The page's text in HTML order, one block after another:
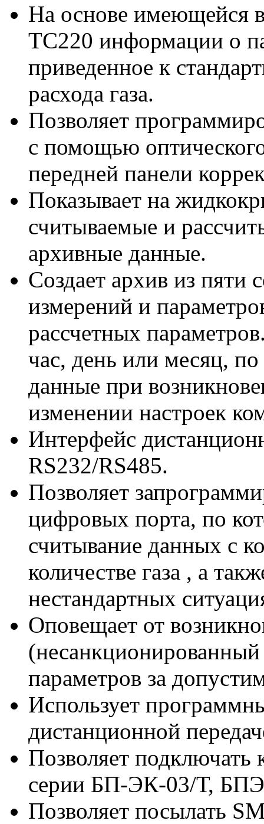
На основе имеющейся
ТС220 информации о
приведенное к
расхода газа.
Позволяет
с помощью
передней панели
Показывает на
считываемые и
архивные данные.
Создает архив из пяти
измерений и
рассчетных
час, день или месяц,
данные при
изменении настроек
Интерфейс
RS232/RS485.
Позволяет
цифровых порта, по
считывание данных с
количестве газа , а
нестандартных
Оповещает от
параметров за
Использует
дистанционной
Позволяет
серии БП-ЭК-03/Т,
Позволяет посылать